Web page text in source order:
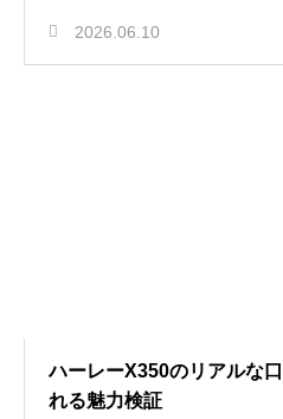
2026.06.10
ハーレーX350のリアルな
れる魅力検証